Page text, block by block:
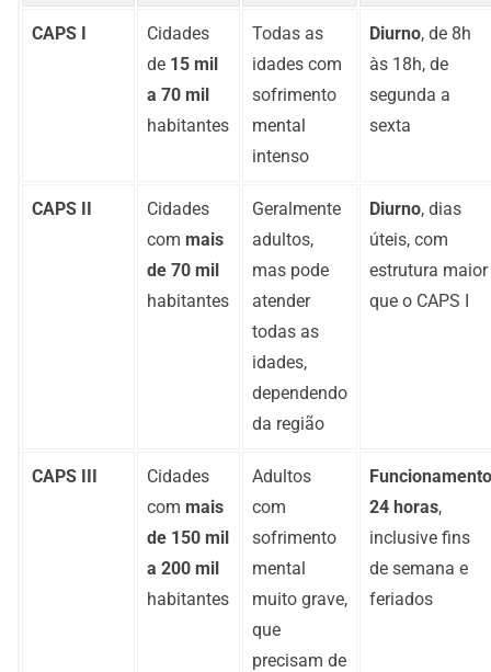
CAPS I
Cidades
de 15 mil
a 70 mil
habitantes
Todas as
idades com
sofrimento
mental
intenso
Diurno, de 8h
às 18h, de
segunda a
sexta
CAPS II
Cidades
com mais
de 70 mil
habitantes
Geralmente
adultos,
mas pode
atender
todas as
idades,
dependendo
da região
Diurno, dias
úteis, com
estrutura maior
que o CAPS I
CAPS III
Cidades
com mais
de 150 mil
a 200 mil
habitantes
Adultos
com
sofrimento
mental
muito grave,
que
precisam de
Funcionamento
24 horas,
inclusive fins
de semana e
feriados